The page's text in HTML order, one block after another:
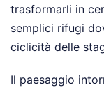
trasformarli in
semplici rifugi
ciclicità delle
Il paesaggio